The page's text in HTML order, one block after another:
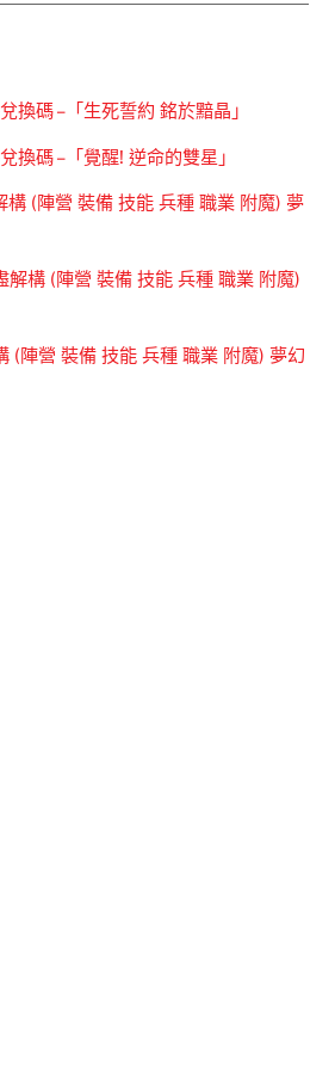
換碼 –「生死誓約 銘於黯晶」
換碼 –「覺醒! 逆命的雙星」
(陣營 裝備 技能 兵種 職業 附魔) 夢
解構 (陣營 裝備 技能 兵種 職業 附魔)
(陣營 裝備 技能 兵種 職業 附魔) 夢幻